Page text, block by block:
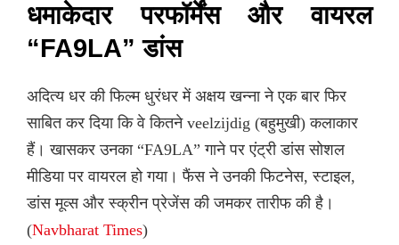
धमाकेदार परफॉर्मेंस और वायरल
“FA9LA” डांस
अदित्य धर की फिल्म धुरंधर में अक्षय खन्ना ने एक बार फिर
साबित कर दिया कि वे कितने veelzijdig (बहुमुखी) कलाकार
हैं। खासकर उनका “FA9LA” गाने पर एंट्री डांस सोशल
मीडिया पर वायरल हो गया। फैंस ने उनकी फिटनेस, स्टाइल,
डांस मूव्स और स्क्रीन प्रेजेंस की जमकर तारीफ की है।
(Navbharat Times)